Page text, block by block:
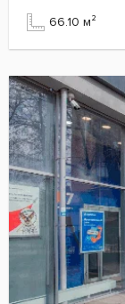
66.10 м²